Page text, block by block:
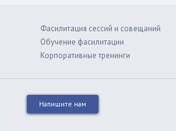
Фасилитация сессий и совещаний
Обучение фасилитации
Корпоративные тренинги
Напишите нам